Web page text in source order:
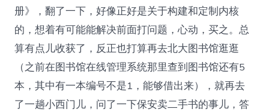
册》，翻了一下，好像正好是关于构建和定制内核
的，想着有可能能解决前面打问题，心动，买之。总
算有点儿收获了，反正也打算再去北大图书馆逛逛
（之前在图书馆在线管理系统那里查到图书馆还有5
本，其中有一本编号不是1，能够借出来），就再去
了一趟小西门儿，问了一下保安卖二手书的事儿，答